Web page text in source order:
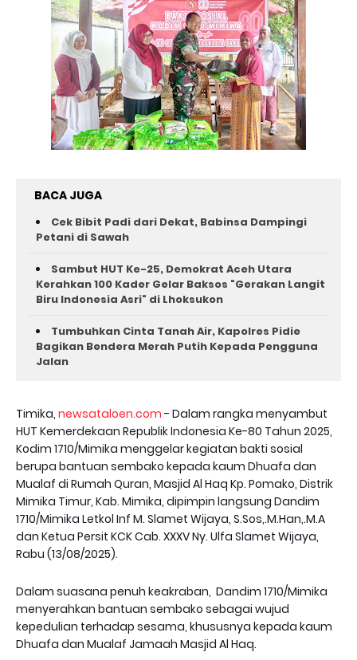
BACA JUGA
Cek Bibit Padi dari Dekat, Babinsa Dampingi
Petani di Sawah
Sambut HUT Ke-25, Demokrat Aceh Utara
Kerahkan 100 Kader Gelar Baksos "Gerakan Langit
Biru Indonesia Asri" di Lhoksukon
Tumbuhkan Cinta Tanah Air, Kapolres Pidie
Bagikan Bendera Merah Putih Kepada Pengguna
Jalan ‎
Timika, newsataloen.com - Dalam rangka menyambut
HUT Kemerdekaan Republik Indonesia Ke-80 Tahun 2025,
Kodim 1710/Mimika menggelar kegiatan bakti sosial
berupa bantuan sembako kepada kaum Dhuafa dan
Mualaf di Rumah Quran, Masjid Al Haq Kp. Pomako, Distrik
Mimika Timur, Kab. Mimika, dipimpin langsung Dandim
1710/Mimika Letkol Inf M. Slamet Wijaya, S.Sos,.M.Han,.M.A
dan Ketua Persit KCK Cab. XXXV Ny. Ulfa Slamet Wijaya,
Rabu (13/08/2025).
Dalam suasana penuh keakraban, Dandim 1710/Mimika
menyerahkan bantuan sembako sebagai wujud
kepedulian terhadap sesama, khususnya kepada kaum
Dhuafa dan Mualaf Jamaah Masjid Al Haq.